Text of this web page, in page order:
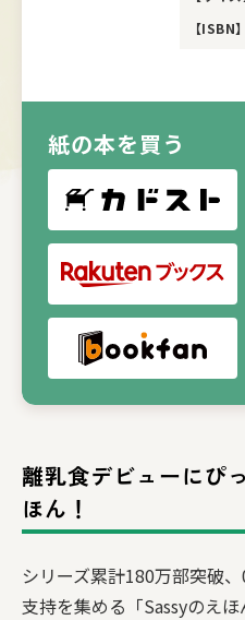
【ISBN】
紙の本を買う
離乳食デビューにぴ
ほん！
シリーズ累計180万部突破
支持を集める「Sassyのえ